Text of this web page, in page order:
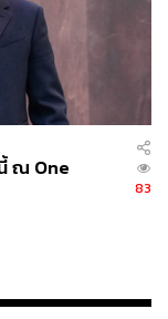
ณ One
83